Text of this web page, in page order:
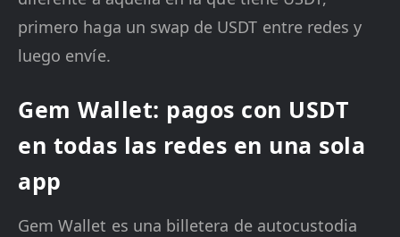
primero haga un swap de USDT entre redes y
luego envíe.
Gem Wallet: pagos con USDT
en todas las redes en una sola
app
Gem Wallet es una billetera de autocustodia